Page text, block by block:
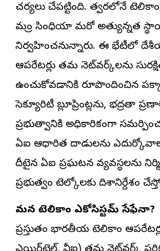
చర్యలు చేపట్టింది. త్వరలోనే
మంత్రి సింధియా మరో అత్యున్నత
నిర్వహించనున్నారు. ఈ భేటీలో
ఆపరేటర్లు తమ నెట్‌వర్క్‌లను
ఉంచుకోవడానికి రూపొందించిన
సెక్యూరిటీ బ్లూప్రింట్లను, భద్రతా
ప్రభుత్వానికి అధికారికంగా
ఏఐ ఆధారిత దాడులను
దీటైన ఏఐ ప్రతిఘటన వ్యవస్థలను
ప్రభుత్వం టెల్కోలకు దిశానిర్దేశం
మన టెలికాం ఎకోసిస్టమ్ సేఫేనా?
ప్రస్తుతం భారతీయ టెలికాం